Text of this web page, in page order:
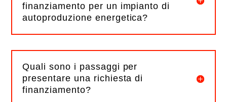
finanziamento per un impianto di
autoproduzione energetica?
Quali sono i passaggi per
presentare una richiesta di
finanziamento?